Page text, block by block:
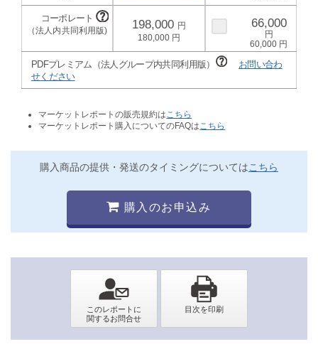
198,000
180,000
66,000
60,000
PDFプレミアム（法人グループ内共同利用版）
お問い合わ
せください
マーケットレポートの販売規約は こちら
マーケットレポート購入についてのFAQは こちら
購入商品の提供・発送のタイミングについてはこちら
購入のお申込み